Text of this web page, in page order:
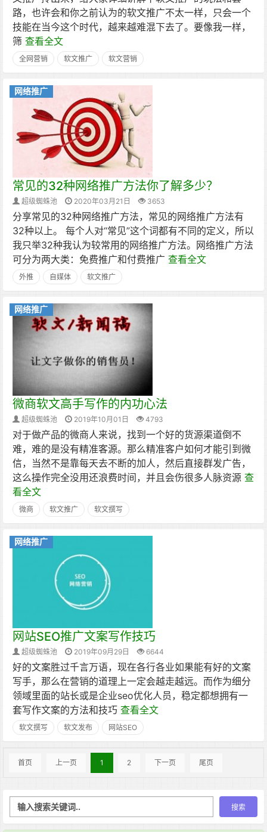
路，也许会和你之前认为的软文推广不太一样，只会一个
技能在当今这个时代，越来越难混下去了。要像我一样，
筛 查看全文
全网营销 软文推广 软文营销
网络推广
常见的32种网络推广方法你了解多少？
超级蜘蛛池 2020年03月21日 3653
分享常见的32种网络推广方法，常见的网络推广方法有
32种以上。 每个人对“常见”这个词都有不同的定义，所以
我只举32种我认为较常用的网络推广方法。网络推广方法
可分为两大类：免费推广和付费推广 查看全文
外推 自媒体 软文推广
网络推广
微商软文高手写作的内功心法
超级蜘蛛池 2019年10月01日 4793
对于做产品的微商人来说，找到一个好的货源渠道倒不
难，难的是没有精准客源。那么精准客户如何才能引到微
信，当然不是靠每天去不断的加人，然后直接群发广告，
这么操作完全没用还浪费时间，并且会伤很多人脉资源 查
看全文
微商 软文推广 软文撰写
网络推广
网站SEO推广文案写作技巧
超级蜘蛛池 2019年09月29日 6644
好的文案胜过千言万语，现在各行各业如果能有好的文案
写手，那么在营销的道理上一定会越走越远。而作为细分
领域里面的站长或是企业seo优化人员，稳定都想拥有一
套写作文案的方法和技巧 查看全文
软文撰写 软文发布 网站SEO
首页 上一页 1 2 下一页 尾页